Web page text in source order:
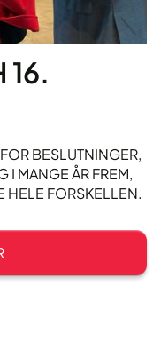
16.
BESLUTNINGER,
I MANGE ÅR FREM,
HELE FORSKELLEN.